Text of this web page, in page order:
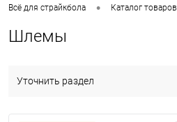
Всё для страйкбола • Каталог товаров
Шлемы
Уточнить раздел